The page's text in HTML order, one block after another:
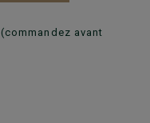
avant